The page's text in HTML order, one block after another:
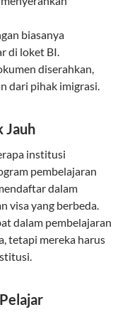
biasanya
di loket BI.
diserahkan,
dari pihak imigrasi.
Jauh
institusi
pembelajaran
dalam
visa yang berbeda.
dalam pembelajaran
tetapi mereka harus